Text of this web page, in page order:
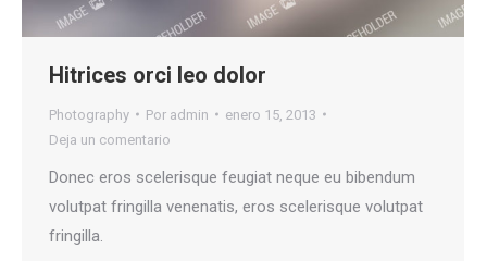
Hitrices orci leo dolor
Photography Por admin
enero 15, 2013
Deja un comentario
Donec eros scelerisque feugiat neque eu bibendum
volutpat fringilla venenatis, eros scelerisque volutpat
fringilla.